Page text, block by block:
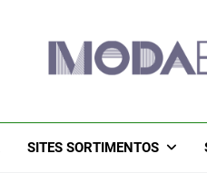
– Moda Eventos
SITES SORTIMENTOS